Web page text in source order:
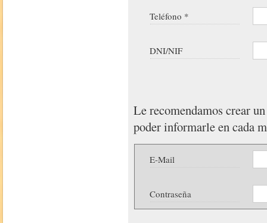
Teléfono *
DNI/NIF
Le recomendamos crear
poder informarle en cada
E-Mail
Contraseña